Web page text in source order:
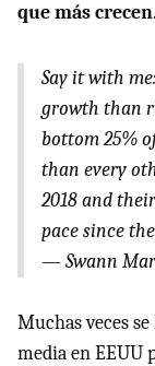
que más crecen.
Say it with
growth than
bottom 25%
than every
2018 and
pace since
— Swann
Muchas veces
media en EEUU